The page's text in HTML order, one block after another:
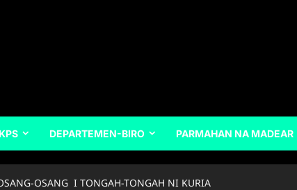
DEPARTEMEN-BIRO PARMAHAN NA MADEAR
OSANG I TONGAH-TONGAH NI KURIA